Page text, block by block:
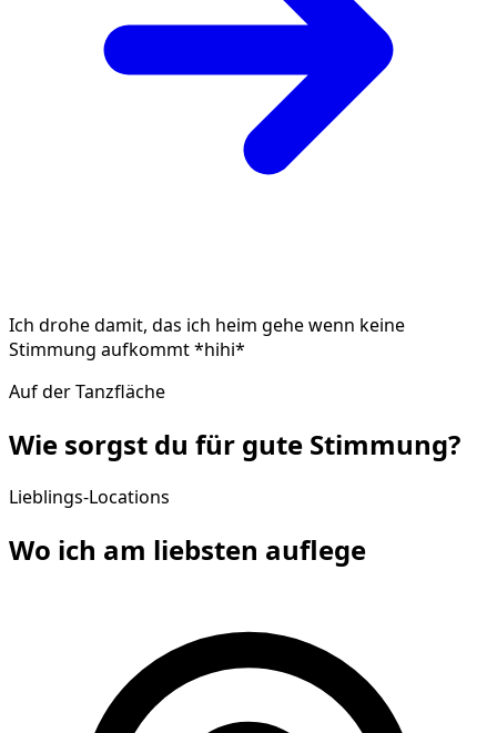
Ich drohe damit, das ich heim gehe wenn keine
Stimmung aufkommt *hihi*
Auf der Tanzfläche
Wie sorgst du für gute Stimmung?
Lieblings-Locations
Wo ich am liebsten auflege